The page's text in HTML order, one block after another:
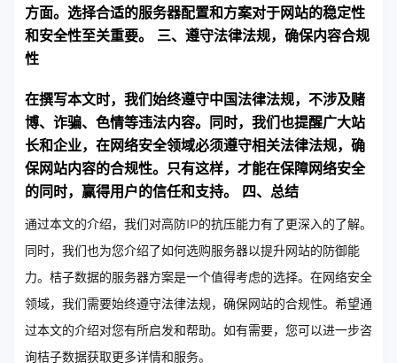
方面。选择合适的服务器配置和方案对于网站的稳定性
和安全性至关重要。 三、遵守法律法规，确保内容合规
性
在撰写本文时，我们始终遵守中国法律法规，不涉及赌
博、诈骗、色情等违法内容。同时，我们也提醒广大站
长和企业，在网络安全领域必须遵守相关法律法规，确
保网站内容的合规性。只有这样，才能在保障网络安全
的同时，赢得用户的信任和支持。 四、总结
通过本文的介绍，我们对高防IP的抗压能力有了更深入的了解。
同时，我们也为您介绍了如何选购服务器以提升网站的防御能
力。桔子数据的服务器方案是一个值得考虑的选择。在网络安全
领域，我们需要始终遵守法律法规，确保网站的合规性。希望通
过本文的介绍对您有所启发和帮助。如有需要，您可以进一步咨
询桔子数据获取更多详情和服务。